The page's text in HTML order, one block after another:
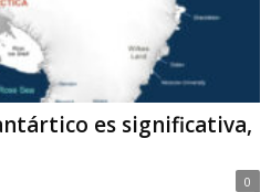
es significativa,
0